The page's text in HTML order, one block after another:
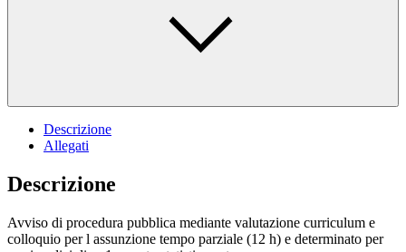
Descrizione
Allegati
Descrizione
Avviso di procedura pubblica mediante valutazione curriculum e
colloquio per l assunzione tempo parziale (12 h) e determinato per